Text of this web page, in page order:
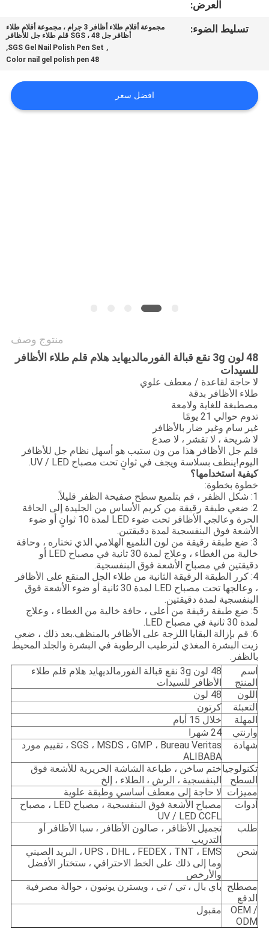
اقتباس
الموقع
العرض:
تسليط الضوء:
مجموعة أقلام طلاء أظافر 3 جرام ، مجموعة أقلام طلاء
أظافر جل SGS ، 48 قلم طلاء جل للأظافر
,
SGS Gel Nail Polish Pen Set
,
48 Color nail gel polish pen
افضل سعر
منتوج وصف
48 لون 3g نقع قبالة الفورمالديهايد هلام قلم طلاء الأظافر
للسيدات
لا حاجة لقاعدة / معطف علوي
طلاء الأظافر بدقة
مصطبغة للغاية ولامعة
تدوم حوالي 21 يومًا
غير سام وغير ضار بالأظافر
لا شريحة ، لا تقشر ، لا صدع
قلم جل الأظافر هذا من ون ستيب هو أسهل نظام جل للأظافر
اليوم!ينظف بسلاسة ويجف في ثوانٍ تحت مصباح UV / LED.
كيفية استخدامها؟
خطوة بخطوة:
1: شكل الظفر ، قم بتلميع سطح صفيحة الظفر قليلاً.
2: ضعي طبقة رقيقة من كريم الأساس من الجليدة إلى الحافة
الحرة وعالجي الأظافر تحت ضوء LED لمدة 10 ثوانٍ أو ضوء
الأشعة فوق البنفسجية لمدة دقيقتين.
3: ضع طبقة رقيقة من لون التلميع الهلامي الذي تختاره ، وحافة
خالية من الغطاء ، وعلاج لمدة 30 ثانية في مصباح LED أو
دقيقتين في مصباح الأشعة فوق البنفسجية.
4: كرر الطبقة الرقيقة الثانية من طلاء الجل المنقع على الأظافر
، وعالجها تحت مصباح LED لمدة 30 ثانية أو ضوء الأشعة فوق
البنفسجية لمدة دقيقتين.
5: ضع طبقة رقيقة من أعلى ، حافة خالية من الغطاء ، وعلاج
لمدة 30 ثانية في مصباح LED.
6: قم بإزالة البقايا اللزجة على الأظافر بالمنظف.بعد ذلك ، ضعي
زيت البشرة المغذي لترطيب الرطوبة في البشرة والجلد المحيط
بالظفر.
اسم
المنتج
48 لون 3g نقع قبالة الفورمالديهايد هلام قلم طلاء
الأظافر للسيدات
اللون
48 لون
التعبئة
كرتون
المهلة
خلال 15 أيام
وارنتي
24 شهرا
شهادة
SGS ، MSDS ، GMP ، Bureau Veritas ، تقييم مورد
ALIBABA
تكنولوجيا
السطح
ختم ساخن ، طباعة الشاشة الحريرية للأشعة فوق
البنفسجية ، الرش ، الطلاء ، إلخ
مميزات لا حاجة إلى معطف أساسي وطبقة علوية
أدوات
مصباح الأشعة فوق البنفسجية ، مصباح LED ، مصباح
UV / LED CCFL
طلب
تجميل الأظافر ، صالون الأظافر ، سبا الأظافر أو
التدريب
شحن
UPS ، DHL ، FEDEX ، TNT ، EMS ، البريد الصيني
وما إلى ذلك على الخط الاحترافي ، ستختار الأفضل
والأرخص
مصطلح
الدفع
باي بال ، تي / تي ، ويسترن يونيون ، حوالة مصرفية
OEM /
ODM
مقبول